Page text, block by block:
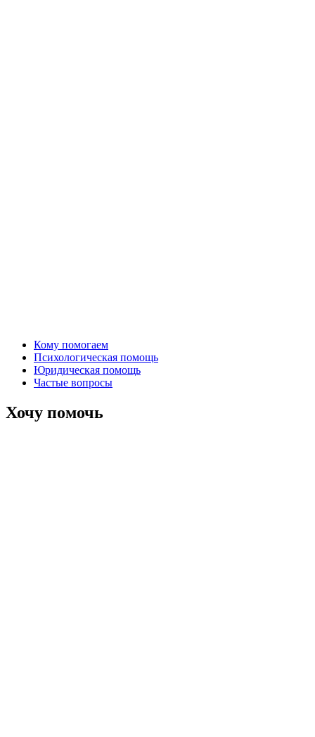
Кому помогаем
Психологическая помощь
Юридическая помощь
Частые вопросы
Хочу помочь